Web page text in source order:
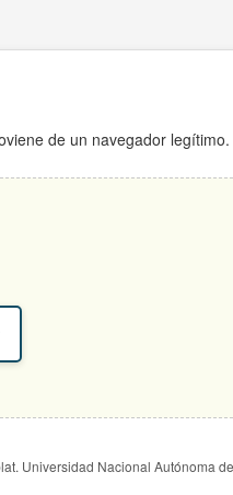
de un navegador legítimo.
Universidad Nacional Autónoma